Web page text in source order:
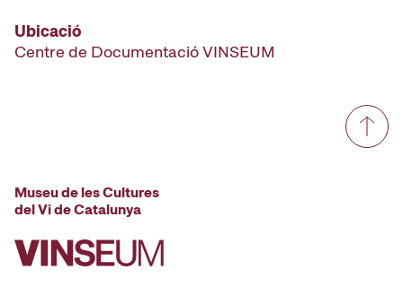
Ubicació
Centre de Documentació VINSEUM
Museu de les Cultures
del Vi de Catalunya